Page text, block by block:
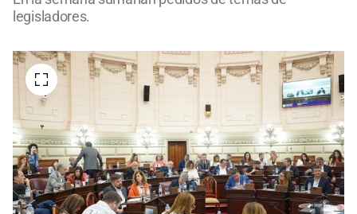
legisladores.